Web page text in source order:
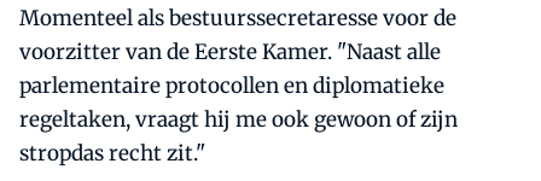
Momenteel als bestuurssecretaresse voor de
voorzitter van de Eerste Kamer. "Naast alle
parlementaire protocollen en diplomatieke
regeltaken, vraagt hij me ook gewoon of zijn
stropdas recht zit."